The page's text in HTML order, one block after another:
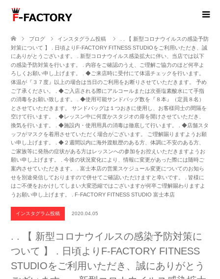
ブログ インスタグラム投稿
. . 【 新型コロナウイルスの感染予防
対策について 】 . 日頃よりF-FACTORY FITNESS STUDIOをご利用いただき、誠
にありがとうございます。 . 新型コロナウイルス感染拡大に伴い、当店では以下
の感染予防対策を行います。 . 内容をご確認のうえ、ご理解ご協力のほど何卒よ
ろしくお願い申し上げます。 . ◆ご来店時に受付にて体温チェックを行います。
体温が『３７度』以上の場合は当日のご利用をお断りさせていただきます。 予め
ご了承ください。 . ◆ご入店される際にアルコールまたは次亜塩素酸水にて手指
の消毒をお願い致します。 . ◆使用可能サンドバッグ数を『８本』（定員８名）
とさせていただきます。 サンドバッグは１つおきに使用し、お客様同士の間隔を
空けて行います。 . ◆レッスン中に何度かスタジオの扉を開けさせていただき、
換気を行います。 . ◆施設内・使用用具の消毒は徹底して行います。 . ◆店舗スタ
ッフがマスクを着用させていただく場合がございます。 ご理解賜りますようお願
い申し上げます。 . ◆２週間以内に海外渡航歴のある方、体調に不安のある方、
ご家族等に発熱の症状がある方はレッスンへの参加をお控えいただきますようお
願い申し上げます。 . 今後の状況変化により、情報に変更があった際には随時ご
案内させていただきます。 . 富士本店の営業スケジュール変更についてのお知ら
せを別途発信しておりますので併せてご確認いただけますと幸いです。 . 皆様に
はご不便をおかけしてしまい大変恐縮ではございますが何卒ご理解賜わりますよ
うお願い申し上げます。 . F-FACTORY FITNESS STUDIO 富士本店
インスタグラム投稿 2020.04.05
. . 【 新型コロナウイルスの感染予防対策に
ついて 】 . 日頃よりF-FACTORY FITNESS
STUDIOをご利用いただき、誠にありがとう